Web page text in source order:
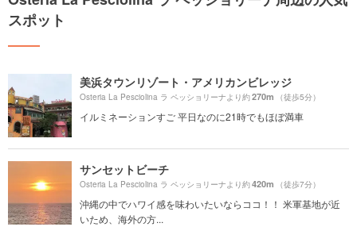
スポット
美浜タウンリゾート・アメリカンビレッジ
Osteria La Pesciolina ラ ペッショリーナより約270m （徒歩5分）
イルミネーションすご 平日なのに21時でもほぼ満車
サンセットビーチ
Osteria La Pesciolina ラ ペッショリーナより約420m （徒歩7分）
沖縄の中でハワイ感を味わいたいならココ！！ 米軍基地が近
いため、海外の方...